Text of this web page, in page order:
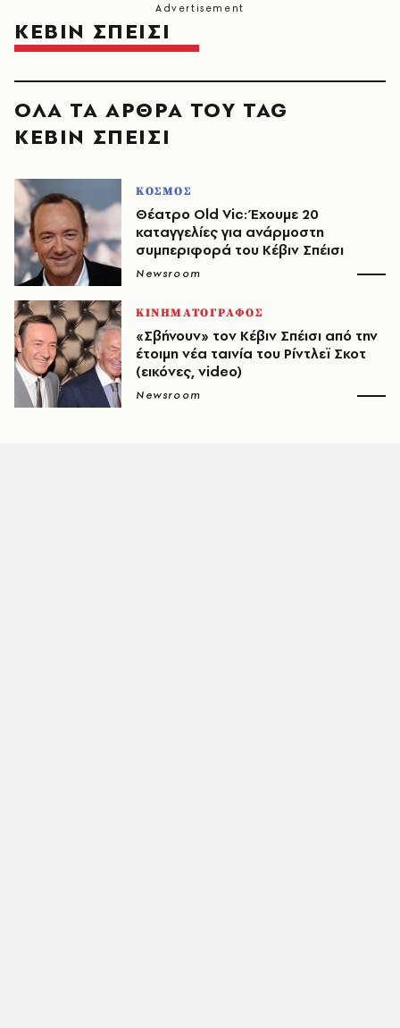
ΚΕΒΙΝ ΣΠΕΙΣΙ
ΟΛΑ ΤΑ ΑΡΘΡΑ ΤΟΥ TAG
ΚΕΒΙΝ ΣΠΕΙΣΙ
ΚΟΣΜΟΣ
Θέατρο Old Vic: Έχουμε 20
καταγγελίες για ανάρμοστη
συμπεριφορά του Κέβιν Σπέισι
Newsroom
ΚΙΝΗΜΑΤΟΓΡΑΦΟΣ
«Σβήνουν» τον Κέβιν Σπέισι από την
έτοιμη νέα ταινία του Ρίντλεϊ Σκοτ
(εικόνες, video)
Newsroom